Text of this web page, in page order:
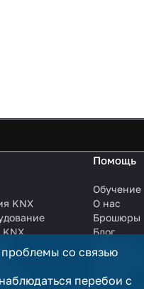
KNX
KNX
Помощь
Обучение
О нас
Брошюры
Блог
Услуги
со связью
перебои с